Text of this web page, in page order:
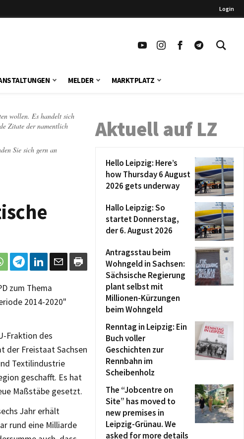
Login
MELDER MARKTPLATZ
wollen. Es handelt sich
Zitate der namentlich
Sie sich gern an
zum Thema
2014-2020"
Fraktion des
der Freistaat Sachsen
Textilindustrie
geschafft. Es hat
Maßstäbe gesetzt.
Jahr erhält
rund eine Milliarde
Aktuell auf LZ
Hello Leipzig: Here’s
how Thursday 6 August
2026 gets underway
Hallo Leipzig: So
startet Donnerstag,
der 6. August 2026
Antragsstau beim
Wohngeld in Sachsen:
Sächsische Regierung
plant selbst mit
Millionen-Kürzungen
beim Wohngeld
Renntag in Leipzig: Ein
Buch voller
Geschichten zur
Rennbahn im
Scheibenholz
The “Jobcentre on
Site” has moved to
new premises in
Leipzig-Grünau. We
asked for more details